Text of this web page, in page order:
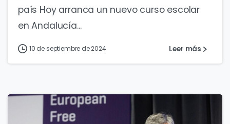
país Hoy arranca un nuevo curso escolar
en Andalucía...
10 de septiembre de 2024 Leer más